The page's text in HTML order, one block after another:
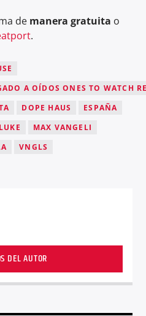
de manera gratuita o
.
A OÍDOS ONES TO WATCH
DOPE HAUS
ESPAÑA
MAX VANGELI
VNGLS
DEL AUTOR